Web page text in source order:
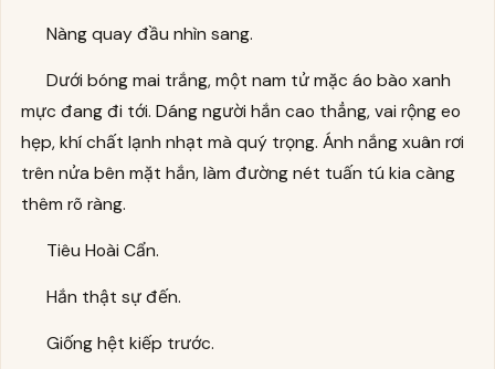
Nàng quay đầu nhìn sang.
Dưới bóng mai trắng, một nam tử mặc áo bào xanh
mực đang đi tới. Dáng người hắn cao thẳng, vai rộng eo
hẹp, khí chất lạnh nhạt mà quý trọng. Ánh nắng xuân rơi
trên nửa bên mặt hắn, làm đường nét tuấn tú kia càng
thêm rõ ràng.
Tiêu Hoài Cẩn.
Hắn thật sự đến.
Giống hệt kiếp trước.